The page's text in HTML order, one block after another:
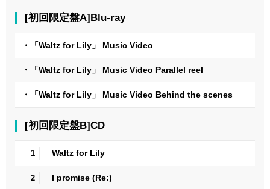
[初回限定盤A]Blu-ray
・「Waltz for Lily」 Music Video
・「Waltz for Lily」 Music Video Parallel reel
・「Waltz for Lily」 Music Video Behind the scenes
[初回限定盤B]CD
1 Waltz for Lily
2 I promise (Re:)